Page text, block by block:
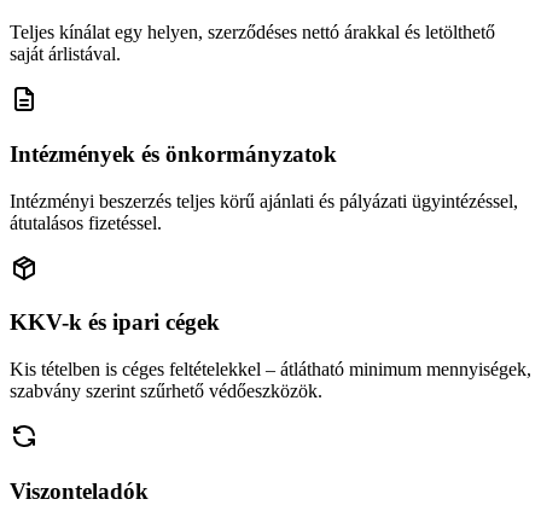
Teljes kínálat egy helyen, szerződéses nettó árakkal és letölthető
saját árlistával.
Intézmények és önkormányzatok
Intézményi beszerzés teljes körű ajánlati és pályázati ügyintézéssel,
átutalásos fizetéssel.
KKV-k és ipari cégek
Kis tételben is céges feltételekkel – átlátható minimum mennyiségek,
szabvány szerint szűrhető védőeszközök.
Viszonteladók